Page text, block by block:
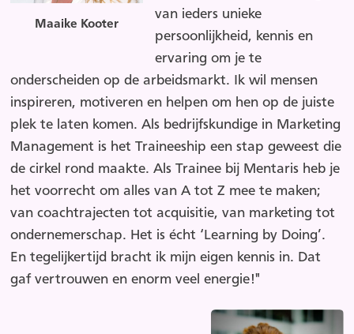
Maaike Kooter
van ieders unieke
persoonlijkheid, kennis en
ervaring om je te
onderscheiden op de arbeidsmarkt. Ik wil mensen
inspireren, motiveren en helpen om hen op de juiste
plek te laten komen. Als bedrijfskundige in Marketing
Management is het Traineeship een stap geweest die
de cirkel rond maakte. Als Trainee bij Mentaris heb je
het voorrecht om alles van A tot Z mee te maken;
van coachtrajecten tot acquisitie, van marketing tot
ondernemerschap. Het is écht ‘Learning by Doing’.
En tegelijkertijd bracht ik mijn eigen kennis in. Dat
gaf vertrouwen en enorm veel energie!"